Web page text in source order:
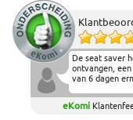
De seat saver
ontvangen,
van 6 dagen
en deze heeft
fantastisch
Heerlijk zacht
eKomi